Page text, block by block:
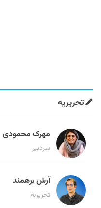
تحریریه
مهرک محمودی
سردبیر
آرش برهمند
تحریریه